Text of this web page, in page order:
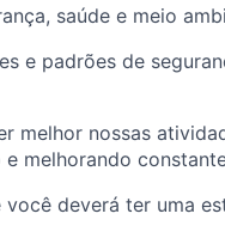
saúde e meio
e padrões de
melhor nossas
melhorando
deverá ter uma